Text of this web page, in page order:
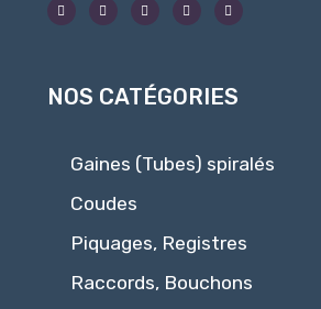
NOS CATÉGORIES
Gaines (Tubes) spiralés
Coudes
Piquages, Registres
Raccords, Bouchons